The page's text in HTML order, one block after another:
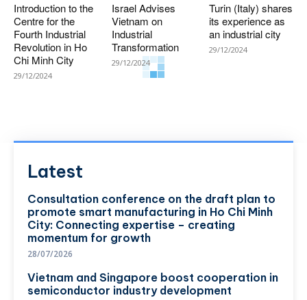
Introduction to the
Centre for the
Fourth Industrial
Revolution in Ho
Chi Minh City
29/12/2024
Israel Advises
Vietnam on
Industrial
Transformation
29/12/2024
Turin (Italy) shares
its experience as
an industrial city
29/12/2024
Latest
Consultation conference on the draft plan to
promote smart manufacturing in Ho Chi Minh
City: Connecting expertise – creating
momentum for growth
28/07/2026
Vietnam and Singapore boost cooperation in
semiconductor industry development